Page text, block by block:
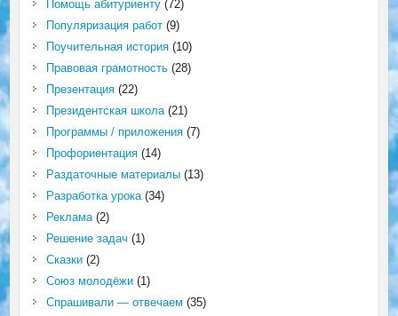
Помощь абитуриенту(72)
Популяризация работ(9)
Поучительная история(10)
Правовая грамотность(28)
Презентация(22)
Президентская школа(21)
Программы / приложения(7)
Профориентация(14)
Раздаточные материалы(13)
Разработка урока(34)
Реклама(2)
Решение задач (1)
Сказки(2)
Союз молодёжи(1)
Спрашивали — отвечаем (35)